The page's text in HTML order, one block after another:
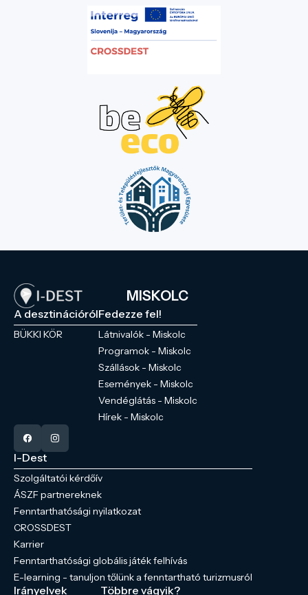
MISKOLC
A desztinációról
BÜKKI KÖR
Fedezze fel!
Látnivalók - Miskolc
Programok - Miskolc
Szállások - Miskolc
Események - Miskolc
Vendéglátás - Miskolc
Hírek - Miskolc
I-Dest
Szolgáltatói kérdőív
ÁSZF partnereknek
Fenntarthatósági nyilatkozat
CROSSDEST
Karrier
Fenntarthatósági globális játék felhívás
E-learning - tanuljon tőlünk a fenntartható turizmusról
Irányelvek Többre vágyik?